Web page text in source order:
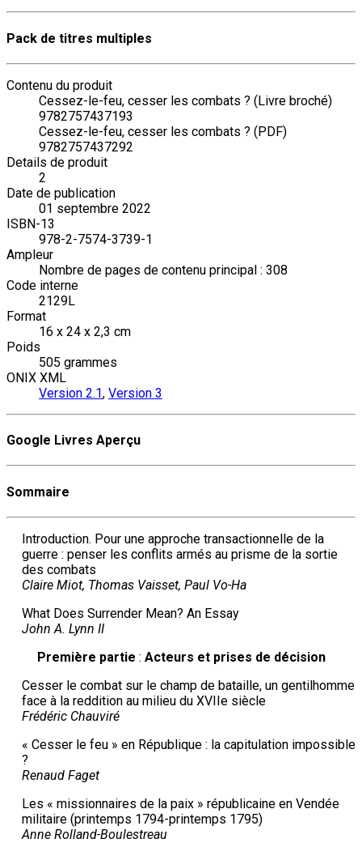
Pack de titres multiples
Contenu du produit
Cessez-le-feu, cesser les combats ? (Livre broché)
9782757437193
Cessez-le-feu, cesser les combats ? (PDF)
9782757437292
Details de produit
2
Date de publication
01 septembre 2022
ISBN-13
978-2-7574-3739-1
Ampleur
Nombre de pages de contenu principal : 308
Code interne
2129L
Format
16 x 24 x 2,3 cm
Poids
505 grammes
ONIX XML
Version 2.1, Version 3
Google Livres Aperçu
Sommaire
Introduction. Pour une approche transactionnelle de la
guerre : penser les conflits armés au prisme de la sortie
des combats
Claire Miot, Thomas Vaisset, Paul Vo-Ha
What Does Surrender Mean? An Essay
John A. Lynn II
Première partie : Acteurs et prises de décision
Cesser le combat sur le champ de bataille, un gentilhomme
face à la reddition au milieu du XVIIe siècle
Frédéric Chauviré
« Cesser le feu » en République : la capitulation impossible
?
Renaud Faget
Les « missionnaires de la paix » républicaine en Vendée
militaire (printemps 1794-printemps 1795)
Anne Rolland-Boulestreau